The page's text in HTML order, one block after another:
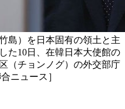
島）を日本固有の領土と主
た10日、在韓日本大使館の
（チョンノグ）の外交部庁
ニュース］